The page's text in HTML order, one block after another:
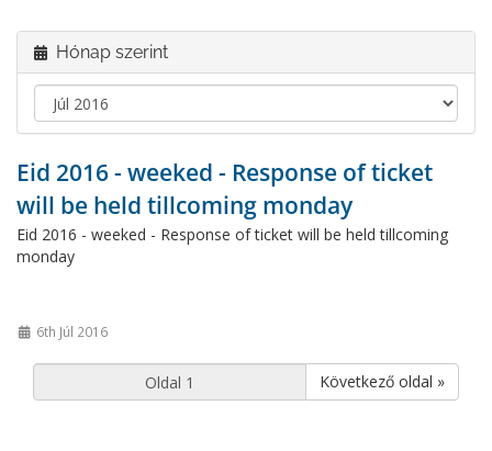
Hónap szerint
Eid 2016 - weeked - Response of ticket
will be held tillcoming monday
Eid 2016 - weeked - Response of ticket will be held tillcoming
monday
6th Júl 2016
Következő oldal »